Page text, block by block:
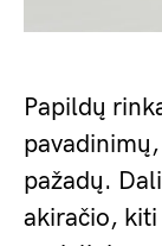
Papildų
pažadų.
akiračio, kiti